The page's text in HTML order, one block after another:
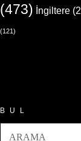
(473) İngiltere
(121)
BUL